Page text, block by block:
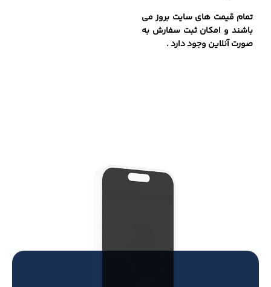
تمام قیمت های سایت بروز می
باشند و امکان ثبت سفارش به
صورت آنلاین وجود دارد .